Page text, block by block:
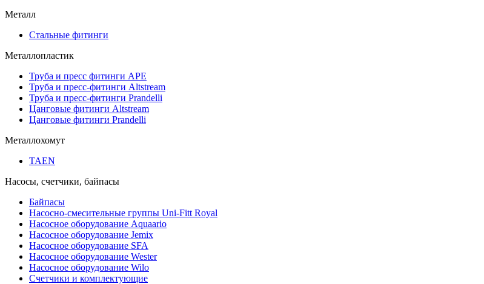
Металл
Стальные фитинги
Металлопластик
Труба и пресс фитинги APE
Труба и пресс-фитинги Altstream
Труба и пресс-фитинги Prandelli
Цанговые фитинги Altstream
Цанговые фитинги Prandelli
Металлохомут
TAEN
Насосы, счетчики, байпасы
Байпасы
Насосно-смесительные группы Uni-Fitt Royal
Насосное оборудование Aquaario
Насосное оборудование Jemix
Насосное оборудование SFA
Насосное оборудование Wester
Насосное оборудование Wilo
Счетчики и комплектующие